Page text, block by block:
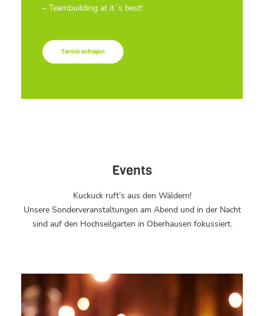
– Teambuilding at it´s best!
Termin anfragen
Events
Kuckuck ruft’s aus den Wäldern!
Unsere Sonderveranstaltungen am Abend und in der Nacht
sind auf den Hochseilgarten in Oberhausen fokussiert.